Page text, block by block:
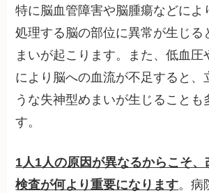
特に脳血管障害や脳腫瘍などによ
処理する脳の部位に異常が生じる
まいが起こります。また、低血圧
により脳への血流が不足すると、
うな失神型めまいが生じることも
す。
1人1人の原因が異なるからこそ
検査が何より重要になります。病